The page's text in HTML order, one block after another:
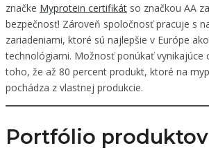
značke Myprotein certifikát so značkou AA
bezpečnosť! Zároveň spoločnosť pracuje s
zariadeniami, ktoré sú najlepšie v Európe
technológiami. Možnosť ponúkať vynikajúce
toho, že až 80 percent produkt, ktoré na
pochádza z vlastnej produkcie.
Portfólio produktov